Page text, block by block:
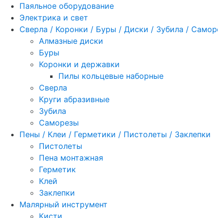
Паяльное оборудование
Электрика и свет
Сверла / Коронки / Буры / Диски / Зубила /
Алмазные диски
Буры
Коронки и державки
Пилы кольцевые наборные
Сверла
Круги абразивные
Зубила
Саморезы
Пены / Клеи / Герметики / Пистолеты / Заклепки
Пистолеты
Пена монтажная
Герметик
Клей
Заклепки
Малярный инструмент
Кисти